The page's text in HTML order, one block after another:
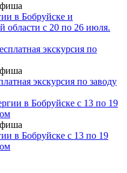
в Бобруйске и
области с 20 по 26 июля.
экскурсия по заводу
в Бобруйске с 13 по 19